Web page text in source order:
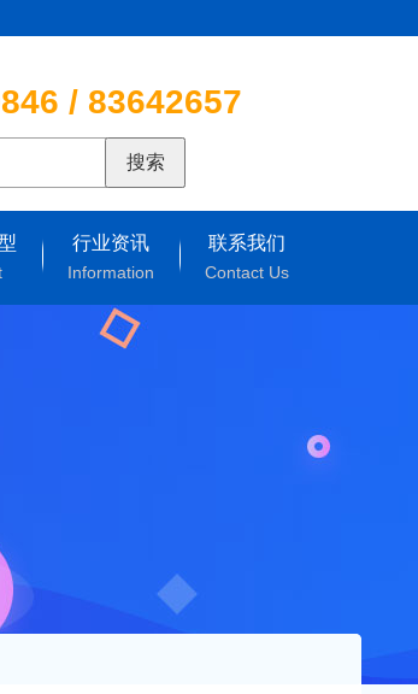
/ 83642657
搜索
行业资讯
Information
联系我们
Contact Us